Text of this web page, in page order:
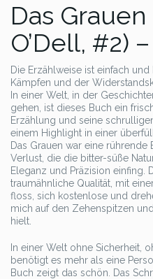
Das
O’Dell, #2)
Die Erzählweise ist einfach
Kämpfen und der
In einer Welt, in der
gehen, ist dieses Buch ein
Erzählung und seine
einem Highlight in einer
Das Grauen war eine
Verlust, die die bitter-süße
Eleganz und Präzision einfing.
traumähnliche Qualität, mit
floss, sich kostenlose und
mich auf den Zehenspitzen
hielt.
In einer Welt ohne Sicherheit,
benötigt es mehr als eine
Buch zeigt das schön. Das